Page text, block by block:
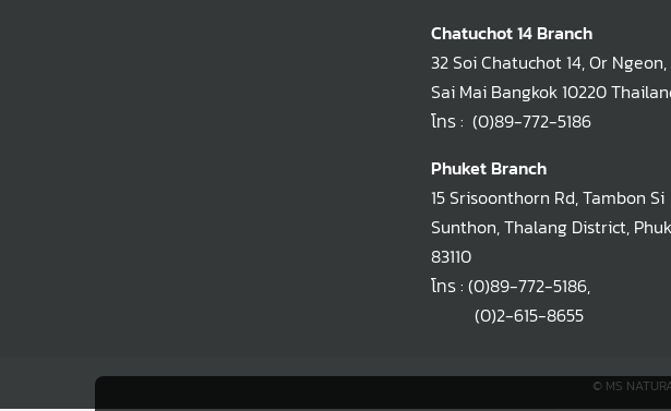
Chatuchot 14 Branch
32 Soi Chatuchot 14, Or Ngeon,
Sai Mai Bangkok 10220
โทร : (0)89-772-5186
Phuket Branch
15 Srisoonthorn Rd, Tambon Si
Sunthon, Thalang District,
83110
โทร : (0)89-772-5186,
(0)2-615-8655
© MS